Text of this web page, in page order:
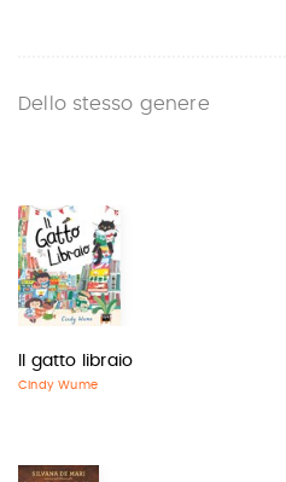
Dello stesso genere
Il gatto libraio
Cindy Wume